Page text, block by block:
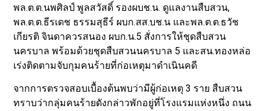
พล.ต.ต.นพศิลป์ พูลสวัสดิ์ รองผบช.น. ดูแลงานสืบสวน,
พล.ต.ต.ธีรเดช ธรรมสุธีร์ ผบก.สส.บช.น และพล.ต.ต.ธวัช
เกียรติ จินดาควรสนอง ผบก.น.5 สั่งการให้ชุดสืบสวน
นครบาล พร้อมด้วยชุดสืบสวนนครบาล 5 และสน.ทองหล่อ
เร่งติดตามจับกุมคนร้ายที่ก่อเหตุมาดำเนินคดี
จากการตรวจสอบเบื้องต้นพบว่ามีผู้ก่อเหตุ 3 ราย สืบสวน
ทราบว่ากลุ่มคนร้ายดังกล่าวพักอยู่ที่โรงแรมแห่งหนึ่ง ถนน